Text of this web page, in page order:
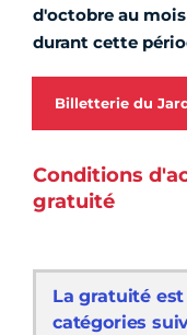
d'octobre au
durant cette
Billetterie du
Conditions
gratuité
La gratuité
catégories